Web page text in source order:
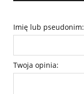
Imię lub pseudonim:
Twoja opinia: